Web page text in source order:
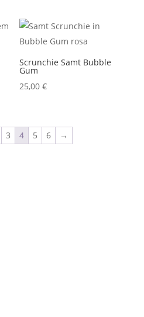
Scrunchie Samt Bubble
Gum
25,00 €
3 4 5 6 →